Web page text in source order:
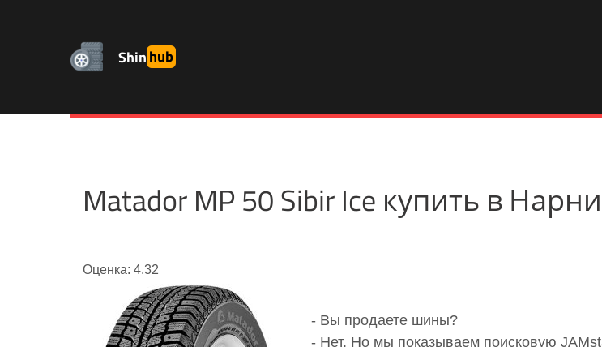
Shinhub
Matador MP 50 Sibir Ice купить в
Оценка: 4.32
- Вы продаете шины?
- Нет. Но мы показываем поисковую